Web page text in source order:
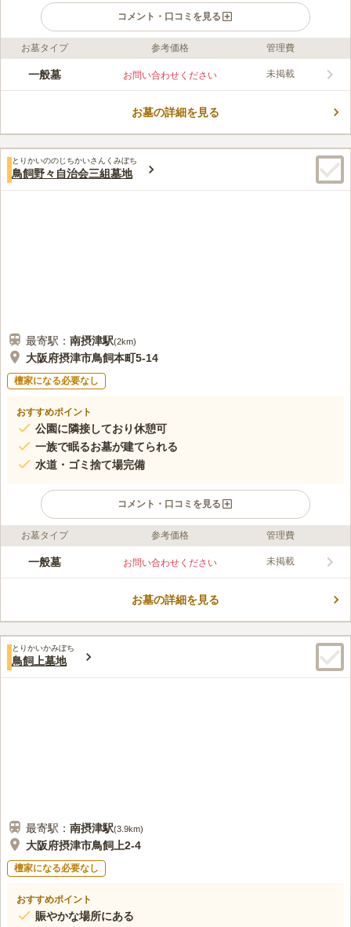
コメント・口コミを見る
ライフドット編集部のコメント
鶴野共同墓地は大阪府摂津市にある、地元の方々に親しまれた墓
め川の流れる音が聞こえ、清々しい気持ちでお墓参りができま
口コミ評価
この霊園はまだ誰からも評価されていません。
お墓タイプ 参考価格 管理費
一般墓 お問い合わせください 未掲載
お墓の詳細を見る
とりかいののじちかいさんくみぼち
鳥飼野々自治会三組墓地
最寄駅： 南摂津駅(2km)
大阪府摂津市鳥飼本町5-14
檀家になる必要なし
おすすめポイント
公園に隣接しており休憩可
一族で眠るお墓が建てられる
水道・ゴミ捨て場完備
コメント・口コミを見る
ライフドット編集部のコメント
鳥飼野々自治会三組墓地は、大阪府摂津市にある共同墓地です。
せんが複数の駅からバスが出ているため、バスでの移動が便利で
口コミ評価
この霊園はまだ誰からも評価されていません。
お墓タイプ 参考価格 管理費
一般墓 お問い合わせください 未掲載
お墓の詳細を見る
とりかいかみぼち
鳥飼上墓地
最寄駅： 南摂津駅(3.9km)
大阪府摂津市鳥飼上2-4
檀家になる必要なし
おすすめポイント
賑やかな場所にある